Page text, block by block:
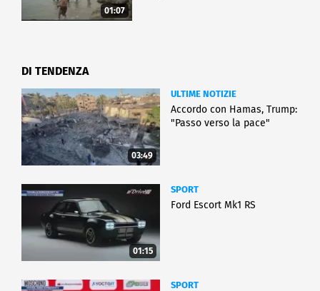
01:07
DI TENDENZA
03:49
ULTIME NOTIZIE
Accordo con Hamas, Trump:
"Passo verso la pace"
01:15
SPORT
Ford Escort Mk1 RS
SPORT